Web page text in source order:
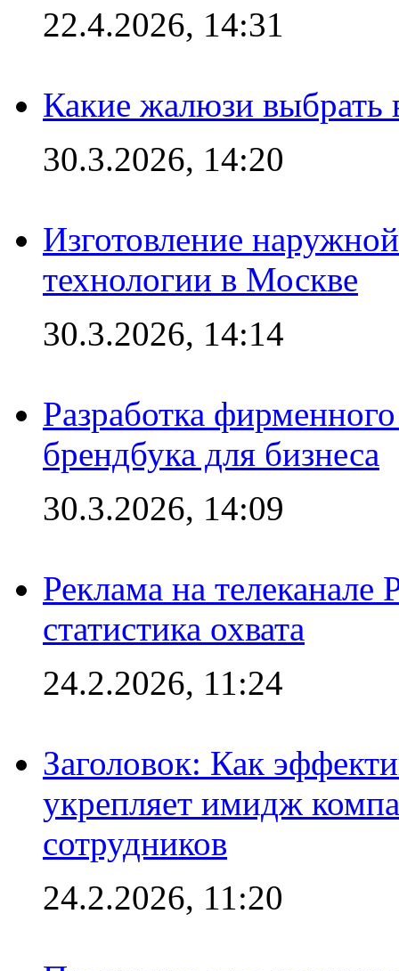
22.4.2026, 14:31
Какие жалюзи выбрать
30.3.2026, 14:20
Изготовление
технологии в Москве
30.3.2026, 14:14
Разработка
брендбука для бизнеса
30.3.2026, 14:09
Реклама на
статистика охвата
24.2.2026, 11:24
Заголовок: Как
укрепляет имидж
сотрудников
24.2.2026, 11:20